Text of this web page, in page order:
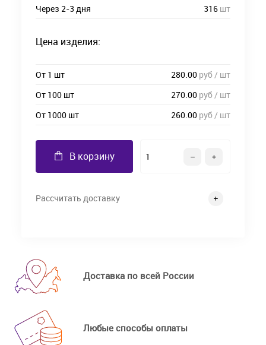
Через 2-3 дня
316 шт
Цена изделия:
От 1 шт 280.00 руб / шт
От 100 шт
270.00 руб / шт
От 1000 шт
260.00 руб / шт
В корзину
Рассчитать доставку
Доставка по всей России
Любые способы оплаты